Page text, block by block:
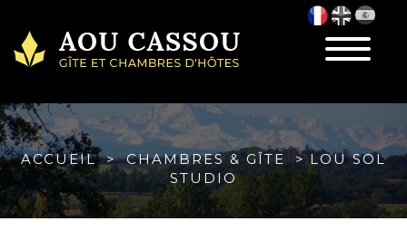
Toggle
ACCUEIL CHAMBRES & GÎTE
LOU SOL
STUDIO